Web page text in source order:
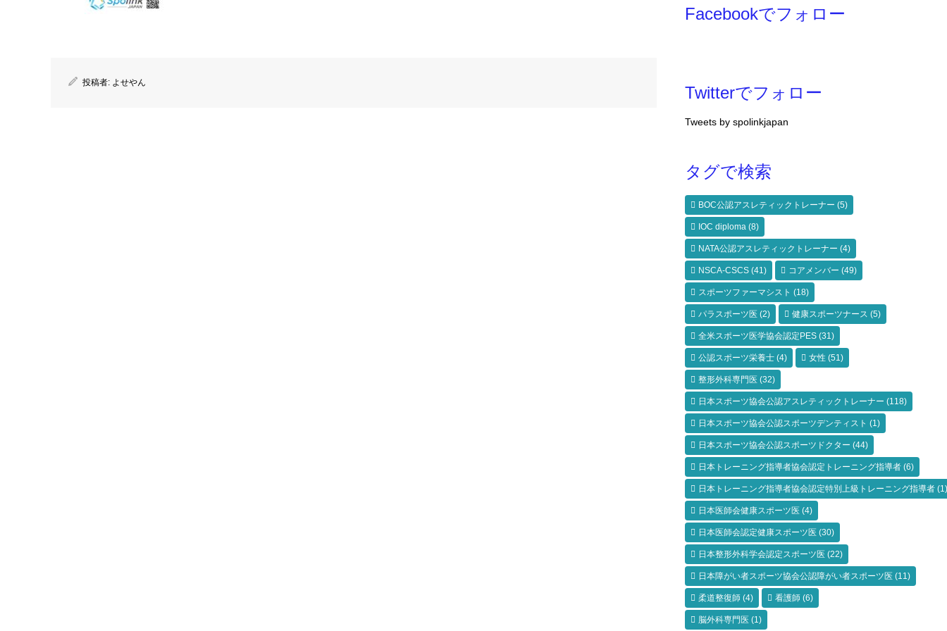
投稿者: よせやん
Facebookでフォロー
Twitterでフォロー
Tweets by spolinkjapan
タグで検索
BOC公認アスレティックトレーナー (5)
IOC diploma (8)
NATA公認アスレティックトレーナー (4)
NSCA-CSCS (41) コアメンバー (49)
スポーツファーマシスト (18)
パラスポーツ医 (2) 健康スポーツナース (5)
全米スポーツ医学協会認定PES (31)
公認スポーツ栄養士 (4) 女性 (51)
整形外科専門医 (32)
日本スポーツ協会公認アスレティックトレーナー (118)
日本スポーツ協会公認スポーツデンティスト (1)
日本スポーツ協会公認スポーツドクター (44)
日本トレーニング指導者協会認定トレーニング指導者 (6)
日本トレーニング指導者協会認定特別上級トレーニング指導者 (1)
日本医師会健康スポーツ医 (4)
日本医師会認定健康スポーツ医 (30)
日本整形外科学会認定スポーツ医 (22)
日本障がい者スポーツ協会公認障がい者スポーツ医 (11)
柔道整復師 (4) 看護師 (6)
脳外科専門医 (1)